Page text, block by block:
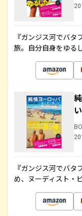
『ガンジス河でバ
旅。自分自身をゆる
『ガンジス河でバ
め、ヌーディスト・